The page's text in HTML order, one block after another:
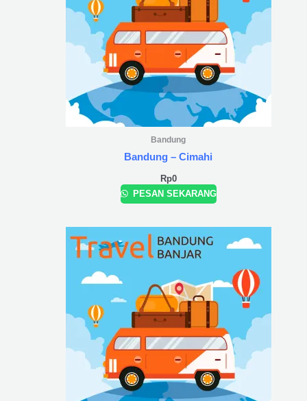
Bandung
Bandung – Cimahi
Rp0
PESAN SEKARANG